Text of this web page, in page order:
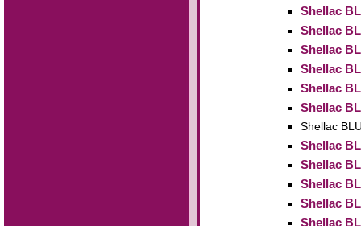
Shellac
Shellac
Shellac
Shellac
Shellac
Shellac
Shellac
Shellac
Shellac
Shellac
Shellac
Shellac